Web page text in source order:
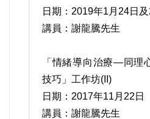
日期：2019年1月24日及
講員：謝龍騰先生
「情緒導向治療—同理
技巧」工作坊(II)
日期：2017年11月22日
講員：謝龍騰先生